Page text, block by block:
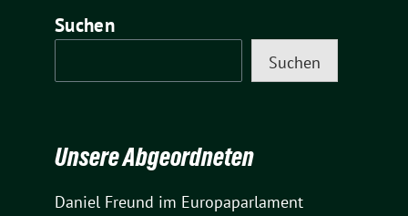
Suchen
Suchen
Unsere Abgeordneten
Daniel Freund im Europaparlament